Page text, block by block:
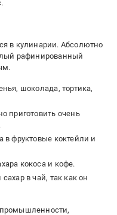
в кулинарии. Абсолютно
рафинированный
шоколада, тортика,
приготовить очень
в фруктовые коктейли и
кокоса и кофе.
в чай, так как он